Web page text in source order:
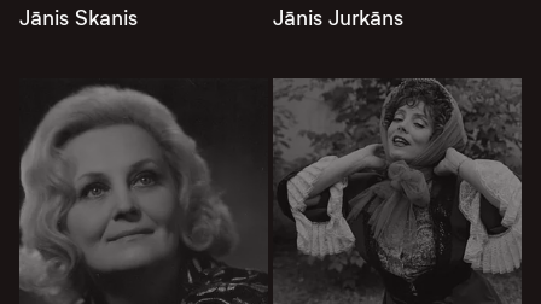
Jānis Skanis Jānis Jurkāns